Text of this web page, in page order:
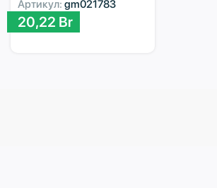
Артикул: gm021783
20,22 Br